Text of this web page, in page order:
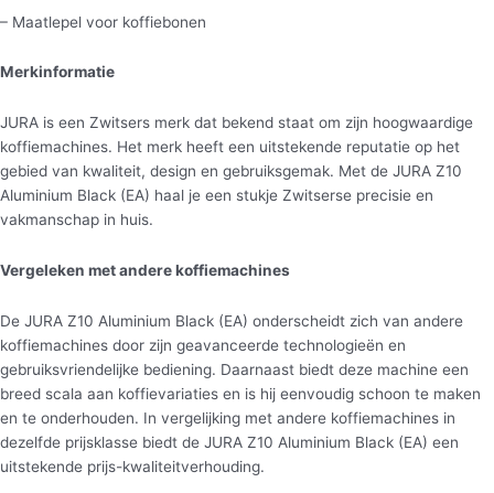
– Maatlepel voor koffiebonen
Merkinformatie
JURA is een Zwitsers merk dat bekend staat om zijn hoogwaardige
koffiemachines. Het merk heeft een uitstekende reputatie op het
gebied van kwaliteit, design en gebruiksgemak. Met de JURA Z10
Aluminium Black (EA) haal je een stukje Zwitserse precisie en
vakmanschap in huis.
Vergeleken met andere koffiemachines
De JURA Z10 Aluminium Black (EA) onderscheidt zich van andere
koffiemachines door zijn geavanceerde technologieën en
gebruiksvriendelijke bediening. Daarnaast biedt deze machine een
breed scala aan koffievariaties en is hij eenvoudig schoon te maken
en te onderhouden. In vergelijking met andere koffiemachines in
dezelfde prijsklasse biedt de JURA Z10 Aluminium Black (EA) een
uitstekende prijs-kwaliteitverhouding.